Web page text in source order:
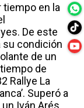
tiempo en la
De este
su condición
de un
de
Rallye La
Superó a
Iván Arés